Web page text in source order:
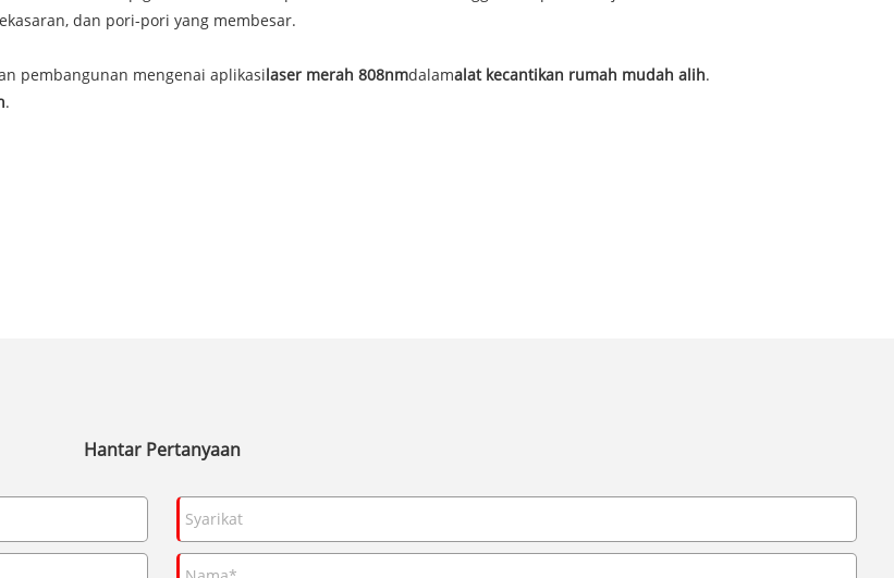
dan pori-pori yang membesar.
pembangunan mengenai aplikasilaser merah 808nmdalamalat kecantikan rumah mudah alih.
.
Hantar Pertanyaan